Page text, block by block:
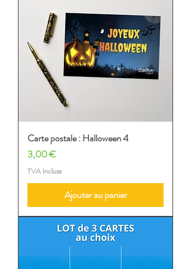
Carte postale : Halloween 4
Prix
3,00 €
TVA Incluse
Ajouter au panier